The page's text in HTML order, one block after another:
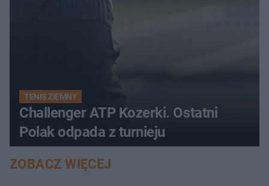
TENIS ZIEMNY
Challenger ATP Kozerki. Ostatni
Polak odpada z turnieju
ZOBACZ WIĘCEJ